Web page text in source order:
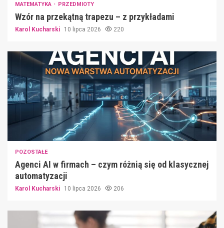
MATEMATYKA PRZEDMIOTY
Wzór na przekątną trapezu – z przykładami
Karol Kucharski 10 lipca 2026 220
POZOSTAŁE
Agenci AI w firmach – czym różnią się od klasycznej
automatyzacji
Karol Kucharski 10 lipca 2026 206